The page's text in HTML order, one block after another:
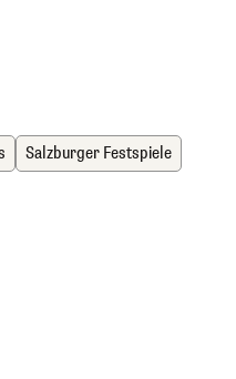
Salzburger Festspiele